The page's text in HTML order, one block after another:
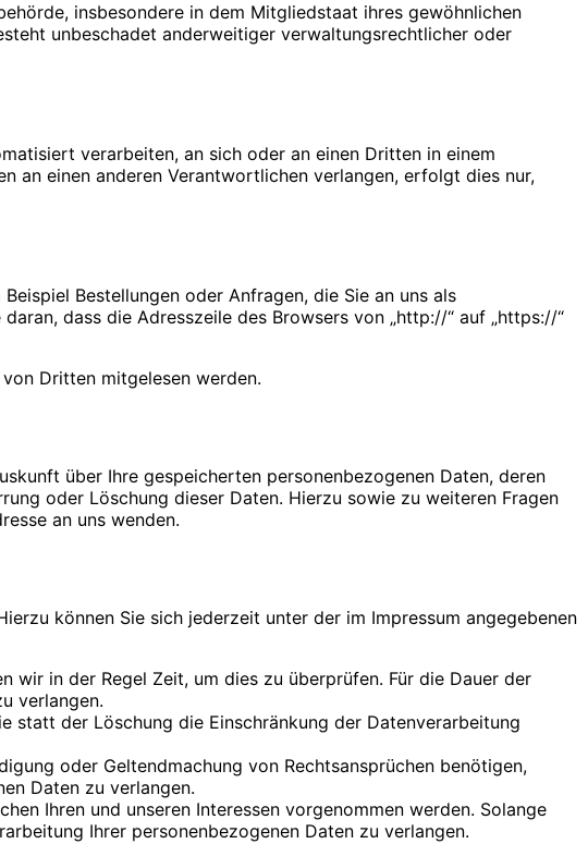
insbesondere in dem Mitgliedstaat ihres gewöhnlichen
unbeschadet anderweitiger verwaltungsrechtlicher oder
verarbeiten, an sich oder an einen Dritten in einem
an einen anderen Verantwortlichen verlangen, erfolgt dies nur,
Bestellungen oder Anfragen, die Sie an uns als
dass die Adresszeile des Browsers von „http://“ auf „https://“
Dritten mitgelesen werden.
über Ihre gespeicherten personenbezogenen Daten, deren
oder Löschung dieser Daten. Hierzu sowie zu weiteren Fragen
an uns wenden.
können Sie sich jederzeit unter der im Impressum angegebenen
wir in der Regel Zeit, um dies zu überprüfen. Für die Dauer der
verlangen.
statt der Löschung die Einschränkung der Datenverarbeitung
oder Geltendmachung von Rechtsansprüchen benötigen,
Daten zu verlangen.
Ihren und unseren Interessen vorgenommen werden. Solange
Ihrer personenbezogenen Daten zu verlangen.